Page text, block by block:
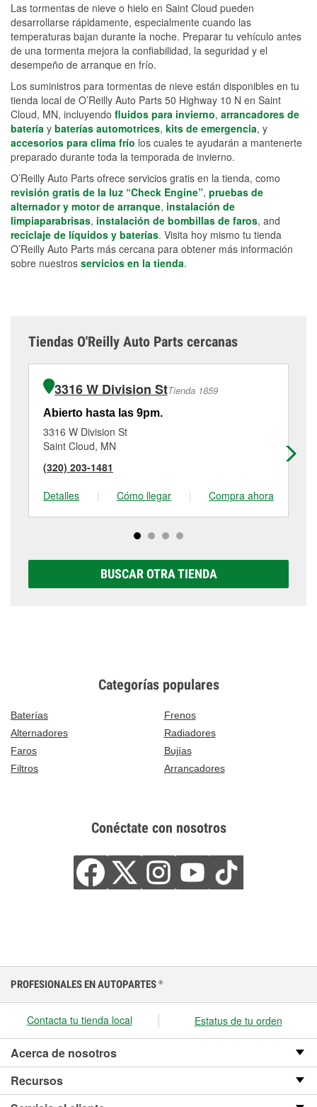
Las tormentas de nieve o hielo en Saint Cloud pueden
desarrollarse rápidamente, especialmente cuando las
temperaturas bajan durante la noche. Preparar tu vehículo antes
de una tormenta mejora la confiabilidad, la seguridad y el
desempeño de arranque en frío.
Los suministros para tormentas de nieve están disponibles en tu
tienda local de O’Reilly Auto Parts 50 Highway 10 N en Saint
Cloud, MN, incluyendo fluidos para invierno, arrancadores de
batería y baterías automotrices, kits de emergencia, y
accesorios para clima frío los cuales te ayudarán a mantenerte
preparado durante toda la temporada de invierno.
O’Reilly Auto Parts ofrece servicios gratis en la tienda, como
revisión gratis de la luz “Check Engine”, pruebas de
alternador y motor de arranque, instalación de
limpiaparabrisas, instalación de bombillas de faros, and
reciclaje de líquidos y baterías. Visita hoy mismo tu tienda
O’Reilly Auto Parts más cercana para obtener más información
sobre nuestros servicios en la tienda.
Tiendas O'Reilly Auto Parts cercanas
3316 W Division StTienda 1859
Abierto hasta las 9pm.
3316 W Division St
Saint Cloud, MN
(320) 203-1481
Detalles
| Cómo llegar | Compra ahora
BUSCAR OTRA TIENDA
Categorías populares
Baterías
Frenos
Alternadores
Radiadores
Faros
Bujías
Filtros
Arrancadores
Conéctate con nosotros
PROFESIONALES EN AUTOPARTES ®
Contacta tu tienda local Estatus de tu orden
Acerca de nosotros
Recursos